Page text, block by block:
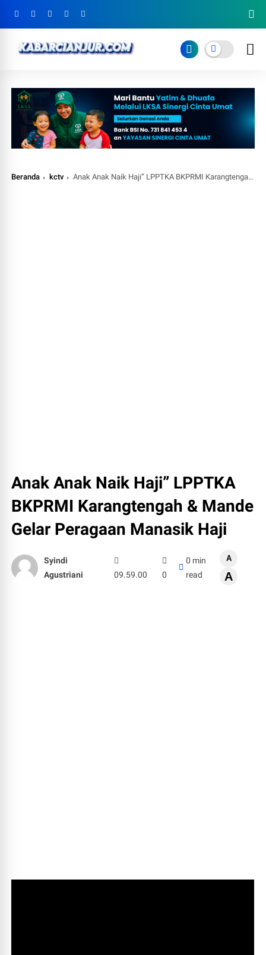
Beranda kctv Anak Anak Naik Haji” LPPTKA BKPRMI Karangtengah & Mande Gelar Peragaan Manasik Haji
Anak Anak Naik Haji” LPPTKA
BKPRMI Karangtengah & Mande
Gelar Peragaan Manasik Haji
Syindi
Agustriani
09.59.00 0
0 min
read
A
A